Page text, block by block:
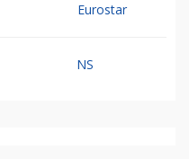
Eurostar
NS